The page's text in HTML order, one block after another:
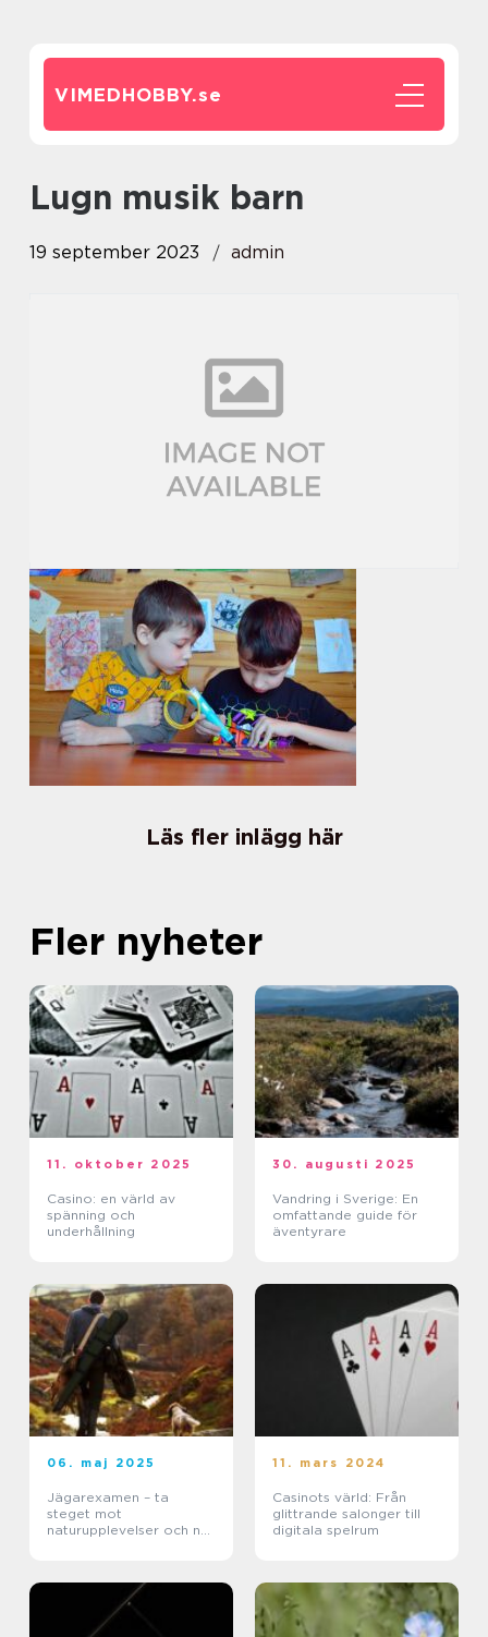
VIMEDHOBBY.se
lugn musik barn
19 september 2023 admin
Läs fler inlägg här
Fler nyheter
11. oktober 2025
Casino: en värld av
spänning och
underhållning
30. augusti 2025
Vandring i Sverige: En
omfattande guide för
äventyrare
06. maj 2025
Jägarexamen – ta
steget mot
naturupplevelser och ny
11. mars 2024
Casinots värld: Från
glittrande salonger till
digitala spelrum